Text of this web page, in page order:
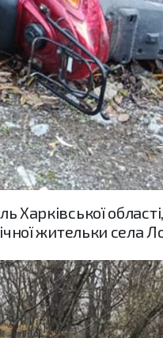
Харківської
жительки села